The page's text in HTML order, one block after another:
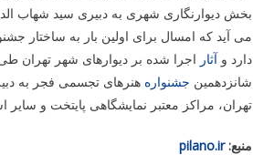
بخش دیوارنگاری شهری به دبیری سید شهاب
می آید که امسال برای اولین بار به
دارد وآثار اجرا شده بر دیوارهای شهر تهران
شانزدهمین جشنواره هنرهای تجسمی فجر به
تهران، مراکز معتبر نمایشگاهی پایتخت و سایر
منبع:pilano.ir